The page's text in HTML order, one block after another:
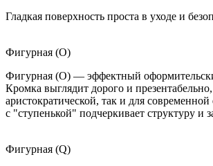
Гладкая поверхность проста в уходе и
Фигурная (O)
Фигурная (O) — эффектный
Кромка выглядит дорого и
аристократической, так и для
с "ступенькой" подчеркивает структуру и
Фигурная (Q)